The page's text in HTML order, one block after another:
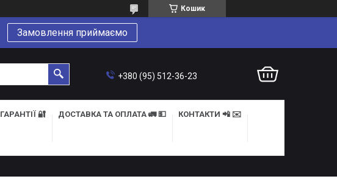
Кошик
Замовлення приймаємо
+380 (95) 512-36-23
ГАРАНТІЇ 🔐 ДОСТАВКА ТА ОПЛАТА 🚛 💵 КОНТАКТИ 📲 ✉️